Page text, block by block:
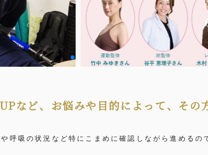
など、お悩みや目的によって、その
呼吸の状況など特にこまめに確認しながら進めるの